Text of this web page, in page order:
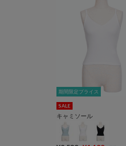
期間限定プライス
期間限定プライス
SALE
キャミソール